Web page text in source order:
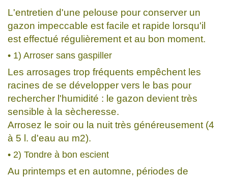
L'entretien d'une pelouse pour conserver un
gazon impeccable est facile et rapide lorsqu'il
est effectué régulièrement et au bon moment.
• 1) Arroser sans gaspiller
Les arrosages trop fréquents empêchent les
racines de se développer vers le bas pour
rechercher l'humidité : le gazon devient très
sensible à la sècheresse.
Arrosez le soir ou la nuit très généreusement (4
à 5 l. d'eau au m2).
• 2) Tondre à bon escient
Au printemps et en automne, périodes de